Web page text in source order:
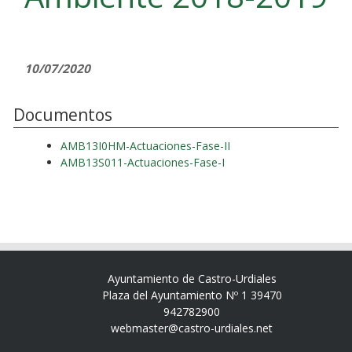
10/07/2020
Documentos
AMB13I0HM-Actuaciones-Fase-II
AMB13S011-Actuaciones-Fase-I
Ayuntamiento de Castro-Urdiales
Plaza del Ayuntamiento Nº 1 39470
942782900
webmaster@castro-urdiales.net